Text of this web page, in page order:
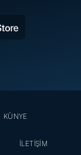
KÜNYE
İLETİŞİM